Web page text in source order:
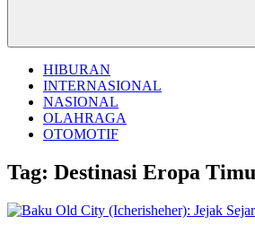
HIBURAN
INTERNASIONAL
NASIONAL
OLAHRAGA
OTOMOTIF
Tag: Destinasi Eropa